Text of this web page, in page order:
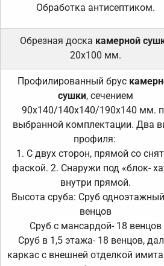
Обработка антисептиком.
Обрезная доска камерной
20х100 мм.
Профилированный брус
сушки, сечением
90х140/140х140/190х140 мм.
выбранной комплектации. Два
профиля:
1. С двух сторон, прямой со
фаской. 2. Снаружи под «блок-
внутри прямой.
Высота сруба: Сруб
венцов
Сруб с мансардой- 18 венцов
Сруб в 1,5 этажа- 18 венцов,
каркас с внешней отделкой